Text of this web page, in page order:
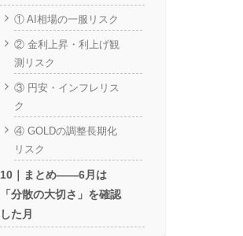
① AI相場の一服リスク
② 金利上昇・利上げ観
測リスク
③ 円安・インフレリス
ク
④ GOLDの調整長期化
リスク
10｜まとめ——6月は
「分散の大切さ」を確認
した月